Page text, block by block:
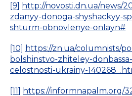
[9] http://novosti.dn.ua/news/
zdanyy-donoga-shyshackyy-
shturm-obnovlenye-onlayn#
[10] https://zn.ua/columnists/
bolshinstvo-zhiteley-
celostnosti-ukrainy-
[11] https://informnapalm.org/